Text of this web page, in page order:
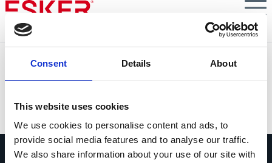
Consent Details About
This website uses cookies
We use cookies to personalise content and ads, to
provide social media features and to analyse our traffic.
We also share information about your use of our site with
Skip
main
content
Welt der Debitorenbuchhaltung
VIEW DOCUMENT